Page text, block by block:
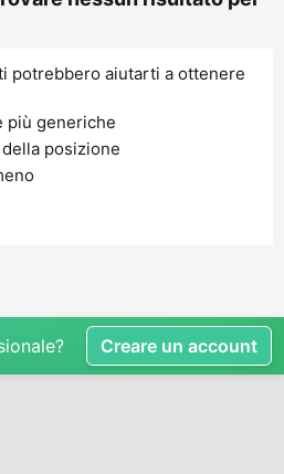
potrebbero aiutarti a ottenere
più generiche
posizione
Creare un account